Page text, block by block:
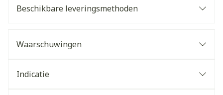
Beschikbare leveringsmethoden
Waarschuwingen
Indicatie